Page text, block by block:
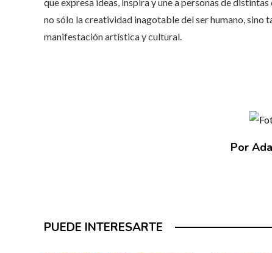
no sólo la creatividad inagotable del ser humano,
manifestación artística y cultural.
Por
PUEDE INTERESARTE